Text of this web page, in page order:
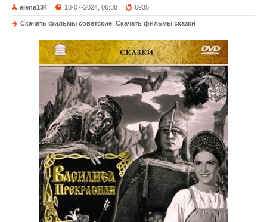
elena134 18-07-2024, 06:38 6935
Скачать фильмы советские Скачать фильмы сказки